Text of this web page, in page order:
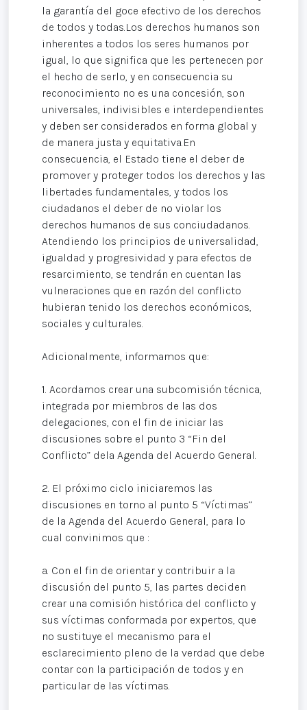
la garantía del goce efectivo de los derechos
de todos y todas.Los derechos humanos son
inherentes a todos los seres humanos por
igual, lo que significa que les pertenecen por
el hecho de serlo, y en consecuencia su
reconocimiento no es una concesión, son
universales, indivisibles e interdependientes
y deben ser considerados en forma global y
de manera justa y equitativa.En
consecuencia, el Estado tiene el deber de
promover y proteger todos los derechos y las
libertades fundamentales, y todos los
ciudadanos el deber de no violar los
derechos humanos de sus conciudadanos.
Atendiendo los principios de universalidad,
igualdad y progresividad y para efectos de
resarcimiento, se tendrán en cuentan las
vulneraciones que en razón del conflicto
hubieran tenido los derechos económicos,
sociales y culturales.
Adicionalmente, informamos que:
1. Acordamos crear una subcomisión técnica,
integrada por miembros de las dos
delegaciones, con el fin de iniciar las
discusiones sobre el punto 3 “Fin del
Conflicto” dela Agenda del Acuerdo General.
2. El próximo ciclo iniciaremos las
discusiones en torno al punto 5 “Víctimas”
de la Agenda del Acuerdo General, para lo
cual convinimos que :
a. Con el fin de orientar y contribuir a la
discusión del punto 5, las partes deciden
crear una comisión histórica del conflicto y
sus víctimas conformada por expertos, que
no sustituye el mecanismo para el
esclarecimiento pleno de la verdad que debe
contar con la participación de todos y en
particular de las víctimas.